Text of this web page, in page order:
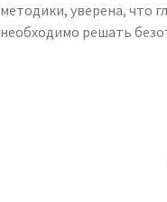
методики, уверена, что
необходимо решать